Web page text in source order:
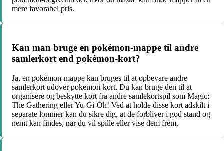
mere favorabel pris.
Kan man bruge en pokémon-mappe til andre
samlerkort end pokémon-kort?
Ja, en pokémon-mappe kan bruges til at opbevare andre
samlerkort udover pokémon-kort. Du kan bruge den til at
organisere og beskytte kort fra andre samlekortspil som Magic:
The Gathering eller Yu-Gi-Oh! Ved at holde disse kort adskilt i
separate lommer kan du sikre dig, at de forbliver i god stand og
nemt kan findes, når du vil spille eller vise dem frem.